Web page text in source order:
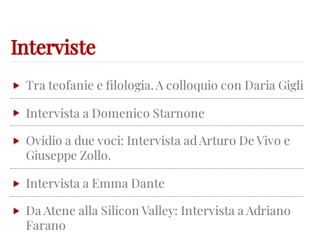
Interviste
Tra teofanie e filologia. A colloquio con Daria Gigli
Intervista a Domenico Starnone
Ovidio a due voci: Intervista ad Arturo De Vivo e
Giuseppe Zollo.
Intervista a Emma Dante
Da Atene alla Silicon Valley: Intervista a Adriano
Farano